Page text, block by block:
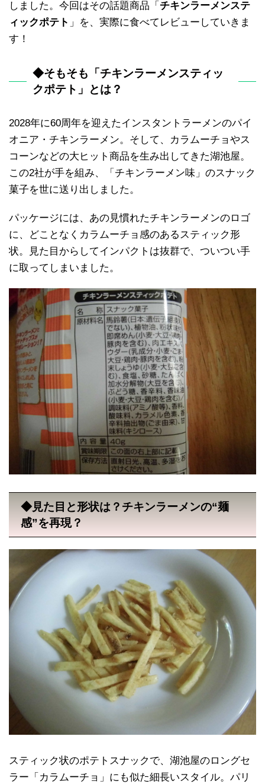
しました。今回はその話題商品「 チキンラーメンステ
ィックポテト 」を、実際に食べてレビューしていきま
す！
◆そもそも「チキンラーメンスティッ
クポテト」とは？
2028年に60周年を迎えたインスタントラーメンのパイ
オニア・チキンラーメン。そして、カラムーチョやス
コーンなどの大ヒット商品を生み出してきた湖池屋。
この2社が手を組み、「チキンラーメン味」のスナック
菓子を世に送り出しました。
パッケージには、あの見慣れたチキンラーメンのロゴ
に、どことなくカラムーチョ感のあるスティック形
状。見た目からしてインパクトは抜群で、ついつい手
に取ってしまいました。
◆見た目と形状は？チキンラーメンの“麺
感”を再現？
スティック状のポテトスナックで、湖池屋のロングセ
ラー「カラムーチョ」にも似た細長いスタイル。パリ